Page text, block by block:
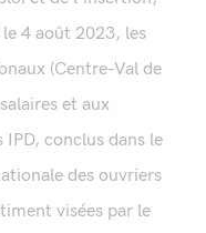
le 4 août 2023, les
(Centre-Val de
et aux
conclus dans le
des ouvriers
visées par le